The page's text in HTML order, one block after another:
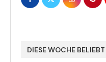
DIESE WOCHE BELIEBT